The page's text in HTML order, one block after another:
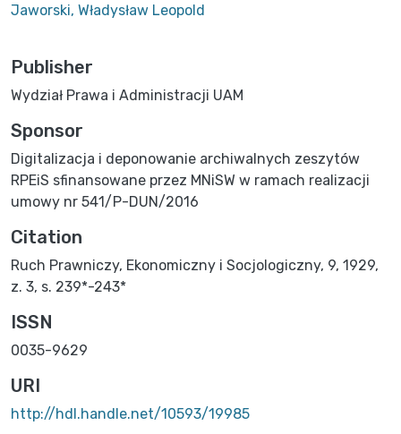
Jaworski, Władysław Leopold
Publisher
Wydział Prawa i Administracji UAM
Sponsor
Digitalizacja i deponowanie archiwalnych zeszytów
RPEiS sfinansowane przez MNiSW w ramach realizacji
umowy nr 541/P-DUN/2016
Citation
Ruch Prawniczy, Ekonomiczny i Socjologiczny, 9, 1929,
z. 3, s. 239*-243*
ISSN
0035-9629
URI
http://hdl.handle.net/10593/19985